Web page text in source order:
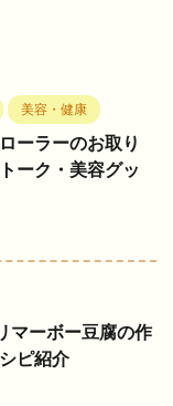
美容・健康
ーラーのお取り
ーク・美容グッ
マーボー豆腐の作
ピ紹介